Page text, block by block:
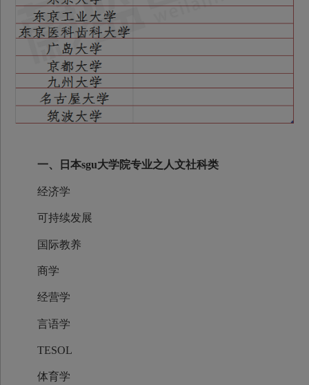
一、日本sgu大学院专业之人文社科类
经济学
可持续发展
国际教养
商学
经营学
言语学
TESOL
体育学